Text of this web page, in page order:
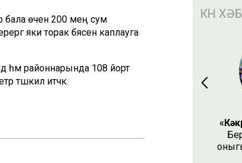
бала өчен 200 мең сум
яки торак бәясен каплауга
һәм районнарында 108 йорт
итәчәк.
КӨН